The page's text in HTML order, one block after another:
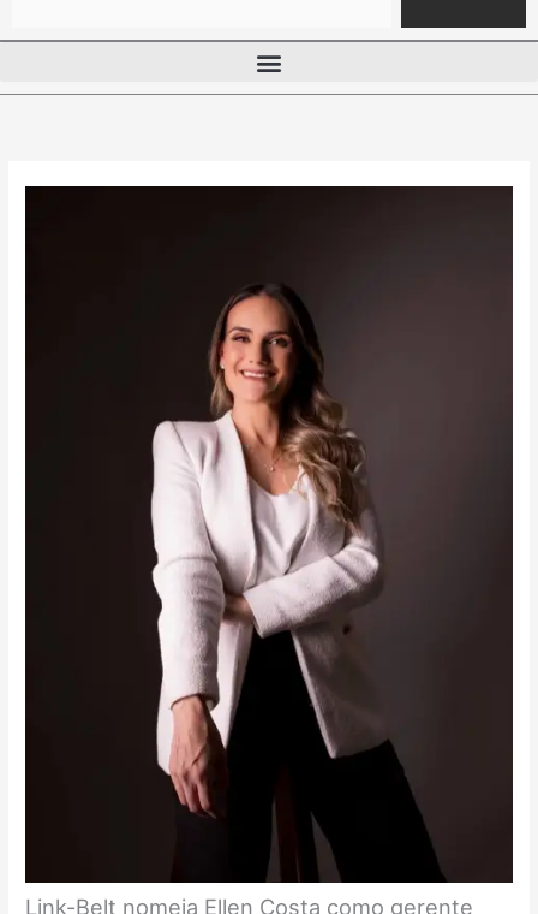
Link-Belt nomeia Ellen Costa como gerente